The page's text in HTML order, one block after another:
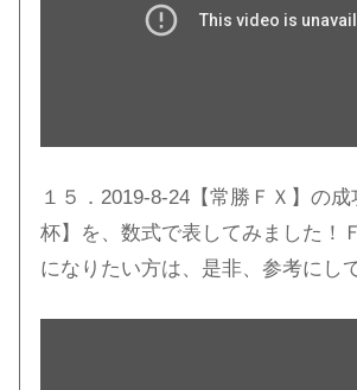
１５．2019-8-24【常勝ＦＸ】の
杯】を、数式で表してみました！
になりたい方は、是非、参考にし